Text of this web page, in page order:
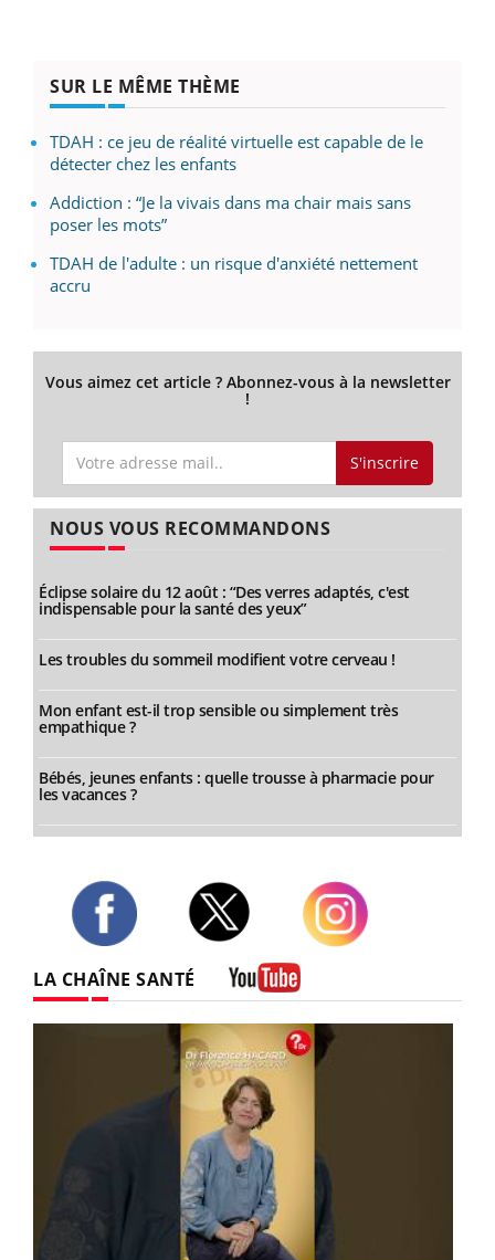
SUR LE MÊME THÈME
TDAH : ce jeu de réalité virtuelle est capable de le
détecter chez les enfants
Addiction : “Je la vivais dans ma chair mais sans
poser les mots”
TDAH de l'adulte : un risque d'anxiété nettement
accru
Vous aimez cet article ? Abonnez-vous à la newsletter
!
S'inscrire
NOUS VOUS RECOMMANDONS
Éclipse solaire du 12 août : “Des verres adaptés, c'est
indispensable pour la santé des yeux”
Les troubles du sommeil modifient votre cerveau !
Mon enfant est-il trop sensible ou simplement très
empathique ?
Bébés, jeunes enfants : quelle trousse à pharmacie pour
les vacances ?
LA CHAÎNE SANTÉ